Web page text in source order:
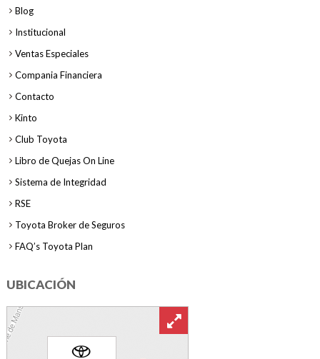
Blog
Institucional
Ventas Especiales
Compania Financiera
Contacto
Kinto
Club Toyota
Libro de Quejas On Line
Sistema de Integridad
RSE
Toyota Broker de Seguros
FAQ’s Toyota Plan
UBICACIÓN